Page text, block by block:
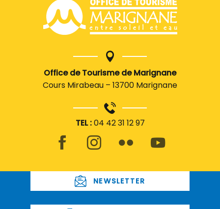
Office de Tourisme de Marignane
Cours Mirabeau – 13700 Marignane
TEL :04 42 31 12 97
NEWSLETTER